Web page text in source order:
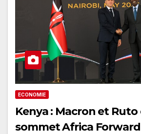
ECONOMIE
Kenya : Macron et
sommet Africa